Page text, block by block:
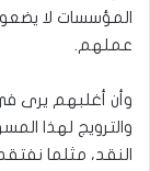
المؤسسات لا
عملهم.
وأن أغلبهم يرى في
والترويج لهذا
النقد، مثلما